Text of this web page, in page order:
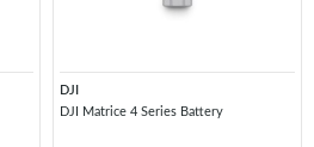
DJI
DJI Matrice 4 Series Battery